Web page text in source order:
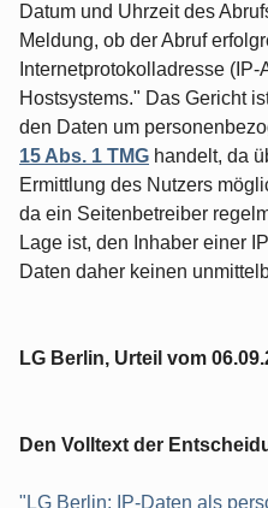
Datum und Uhrzeit des
Meldung, ob der Abruf
Internetprotokolladresse
Hostsystems." Das Gericht
den Daten um
15 Abs. 1 TMG handelt, da
Ermittlung des Nutzers
da ein Seitenbetreiber
Lage ist, den Inhaber einer
Daten daher keinen
LG Berlin, Urteil vom
Den Volltext der
"LG Berlin: IP-Daten als